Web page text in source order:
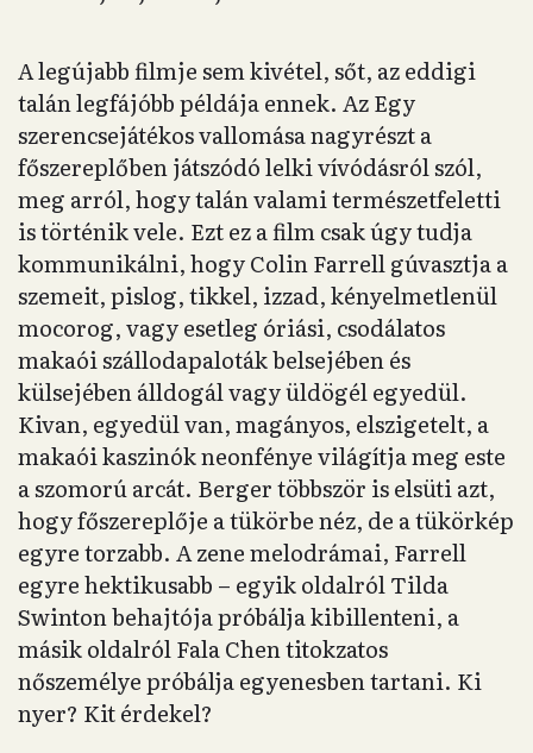
A legújabb filmje sem kivétel, sőt, az eddigi
talán legfájóbb példája ennek. Az Egy
szerencsejátékos vallomása nagyrészt a
főszereplőben játszódó lelki vívódásról szól,
meg arról, hogy talán valami természetfeletti
is történik vele. Ezt ez a film csak úgy tudja
kommunikálni, hogy Colin Farrell gúvasztja a
szemeit, pislog, tikkel, izzad, kényelmetlenül
mocorog, vagy esetleg óriási, csodálatos
makaói szállodapaloták belsejében és
külsejében álldogál vagy üldögél egyedül.
Kivan, egyedül van, magányos, elszigetelt, a
makaói kaszinók neonfénye világítja meg este
a szomorú arcát. Berger többször is elsüti azt,
hogy főszereplője a tükörbe néz, de a tükörkép
egyre torzabb. A zene melodrámai, Farrell
egyre hektikusabb – egyik oldalról Tilda
Swinton behajtója próbálja kibillenteni, a
másik oldalról Fala Chen titokzatos
nőszemélye próbálja egyenesben tartani. Ki
nyer? Kit érdekel?